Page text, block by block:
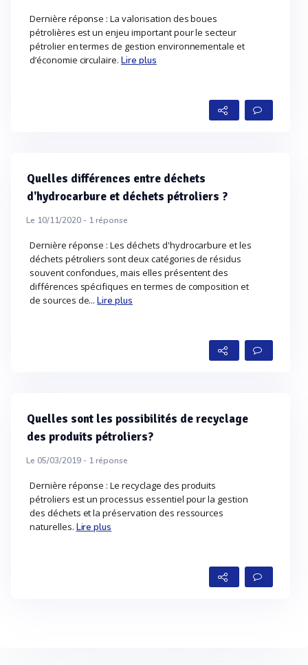
Dernière réponse : La valorisation des boues
pétrolières est un enjeu important pour le secteur
pétrolier en termes de gestion environnementale et
d’économie circulaire.Lire plus
Quelles différences entre déchets
d'hydrocarbure et déchets pétroliers ?
Le 10/11/2020 - 1réponse
Dernière réponse : Les déchets d'hydrocarbure et les
déchets pétroliers sont deux catégories de résidus
souvent confondues, mais elles présentent des
différences spécifiques en termes de composition et
de sources de...Lire plus
Quelles sont les possibilités de recyclage
des produits pétroliers?
Le 05/03/2019 - 1réponse
Dernière réponse : Le recyclage des produits
pétroliers est un processus essentiel pour la gestion
des déchets et la préservation des ressources
naturelles. Lire plus